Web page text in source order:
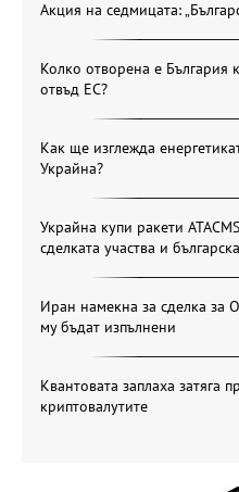
Акция на седмицата:
Колко отворена е България
отвъд ЕС?
Как ще изглежда
Украйна?
Украйна купи ракети
сделката участва и
Иран намекна за сделка за
му бъдат изпълнени
Квантовата заплаха затяга
криптовалутите